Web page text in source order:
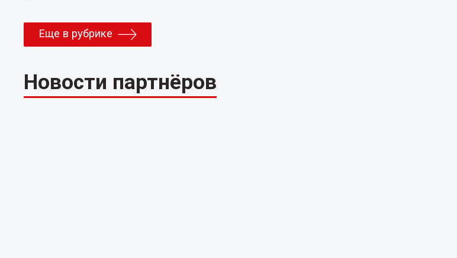
Еще в рубрике
Новости партнёров